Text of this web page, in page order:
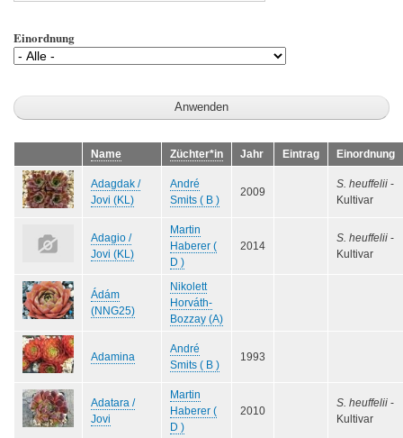
Einordnung
Name Züchter*in Jahr Eintrag Einordnung
Adagdak /
Jovi (KL)
André
Smits ( B )
2009
S. heuffelii -
Kultivar
Adagio /
Jovi (KL)
Martin
Haberer (
D )
2014
S. heuffelii -
Kultivar
Ádám
(NNG25)
Nikolett
Horváth-
Bozzay (A)
Adamina
André
Smits ( B )
1993
Adatara /
Jovi
Martin
Haberer (
D )
2010
S. heuffelii -
Kultivar